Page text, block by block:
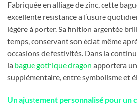
Fabriquée en alliage de zinc, cette
excellente résistance à l’usure
légère à porter. Sa finition argentée
temps, conservant son éclat même
occasions de festivités. Dans la
la bague gothique dragon apportera
supplémentaire, entre symbolisme et
Un ajustement personnalisé pour un